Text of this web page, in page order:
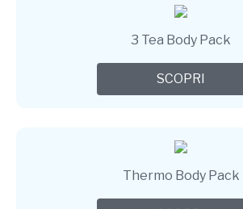
3 Tea Body Pack
SCOPRI
Thermo Body Pack